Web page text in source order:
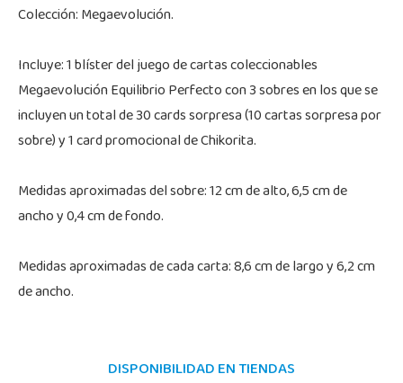
Colección: Megaevolución.
Incluye: 1 blíster del juego de cartas coleccionables
Megaevolución Equilibrio Perfecto con 3 sobres en los que se
incluyen un total de 30 cards sorpresa (10 cartas sorpresa por
sobre) y 1 card promocional de Chikorita.
Medidas aproximadas del sobre: 12 cm de alto, 6,5 cm de
ancho y 0,4 cm de fondo.
Medidas aproximadas de cada carta: 8,6 cm de largo y 6,2 cm
de ancho.
DISPONIBILIDAD EN TIENDAS